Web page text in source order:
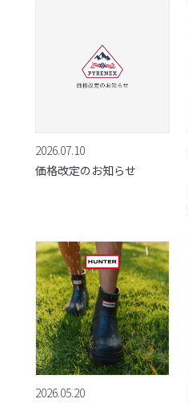
2026.07.10
価格改定のお知らせ
2026.05.20